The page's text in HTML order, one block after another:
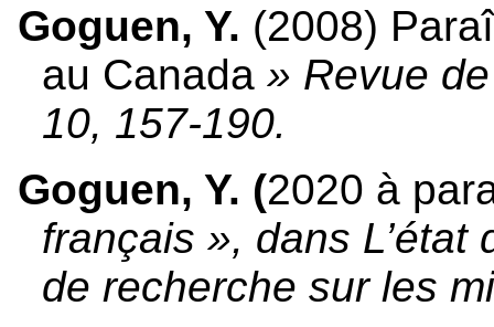
Goguen, Y. (2008)
au Canada » Revue
10, 157-190.
Goguen, Y. (2020 à
français », dans L’état
de recherche sur les